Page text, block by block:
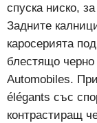
спуска ниско,
Задните
каросерията
блестящо
Automobiles.
élégants със
контрастиращ